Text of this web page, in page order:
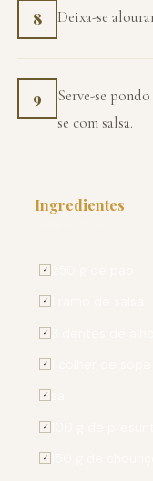
8 Deixa-se
9
Serve-se
se com salsa.
Ingredientes
✓
✓
✓
✓
✓
✓
✓